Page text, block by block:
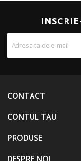
CONTACT
CONTUL TAU
PRODUSE
DESPRE NOI